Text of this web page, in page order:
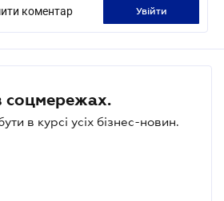
коментар увійти
соцмережах.
в курсі усіх бізнес-новин.